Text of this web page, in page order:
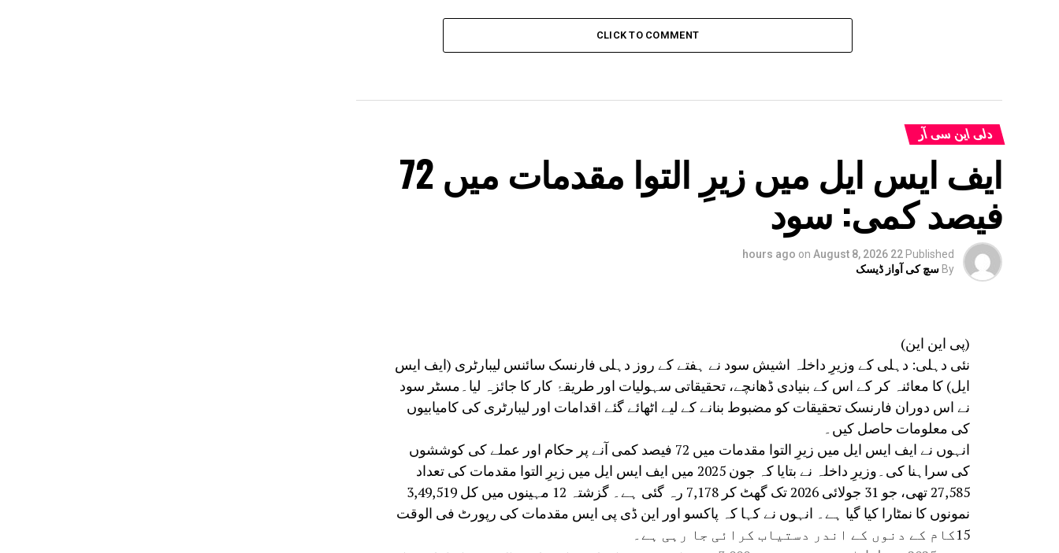
CLICK TO COMMENT
دلی این سی آر
ایف ایس ایل میں زیرِ التوا مقدمات میں 72
فیصد کمی: سود
Published
22 hours ago
on August 8, 2026
By سچ کی آواز ڈیسک
(پی این این)
نئی دہلی: دہلی کے وزیرِ داخلہ اشیش سود نے ہفتے کے روز دہلی فارنسک سائنس لیبارٹری (ایف ایس
ایل) کا معائنہ کر کے اس کے بنیادی ڈھانچے، تحقیقاتی سہولیات اور طریقۂ کار کا جائزہ لیا۔مسٹر سود
نے اس دوران فارنسک تحقیقات کو مضبوط بنانے کے لیے اٹھائے گئے اقدامات اور لیبارٹری کی کامیابیوں
کی معلومات حاصل کیں۔
انہوں نے ایف ایس ایل میں زیرِ التوا مقدمات میں 72 فیصد کمی آنے پر حکام اور عملے کی کوششوں
کی سراہنا کی۔وزیرِ داخلہ نے بتایا کہ جون 2025 میں ایف ایس ایل میں زیرِ التوا مقدمات کی تعداد
27,585 تھی، جو 31 جولائی 2026 تک گھٹ کر 7,178 رہ گئی ہے۔ گزشتہ 12 مہینوں میں کل 3,49,519
نمونوں کا نمٹارا کیا گیا ہے۔ انہوں نے کہا کہ پاکسو اور این ڈی پی ایس مقدمات کی رپورٹ فی الوقت
15کام کے دنوں کے اندر دستیاب کرائی جا رہی ہے۔